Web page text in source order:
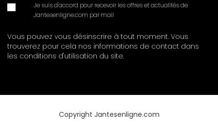
Je suis d'accord pour recevoir les offres et actualités de
Jantesenligne.com par mail
Vous pouvez vous désinscrire à tout moment. Vous
trouverez pour cela nos informations de contact dans
les conditions d'utilisation du site.
Copyright Jantesenligne.com